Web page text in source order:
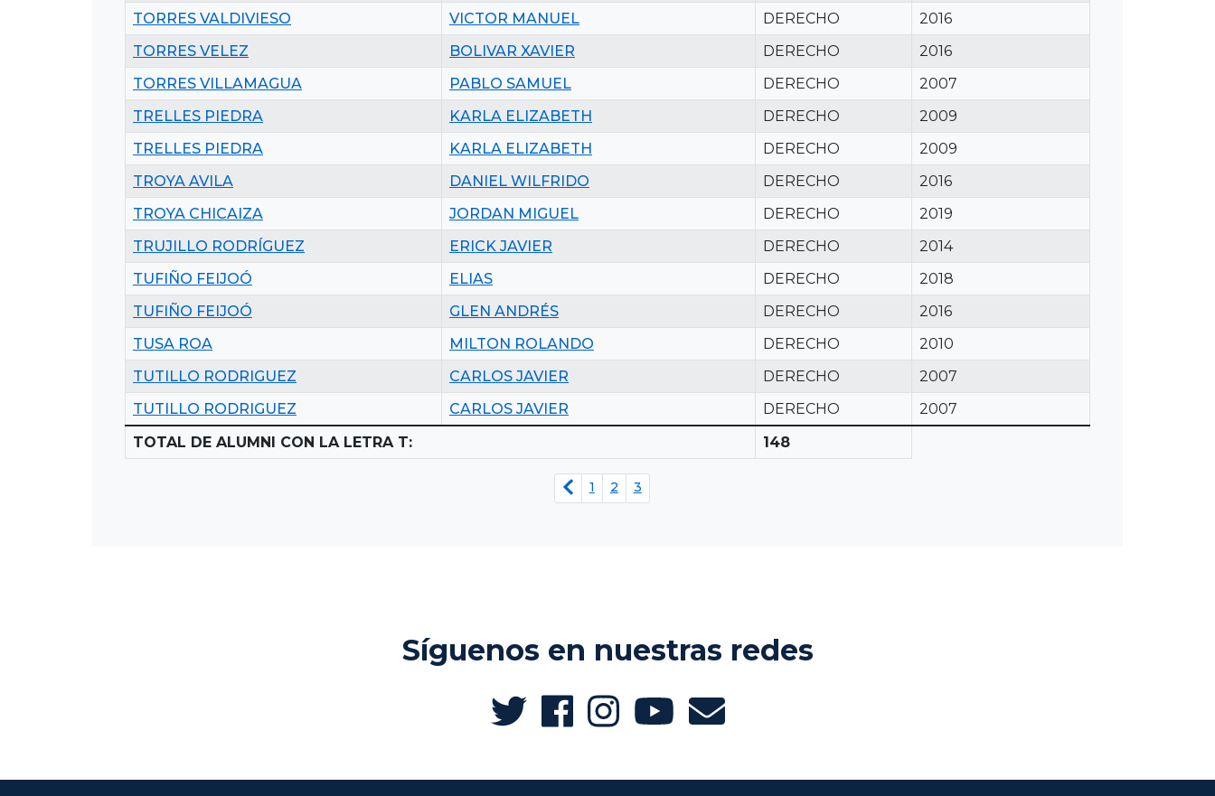
TORRES VALDIVIESO
VICTOR MANUEL DERECHO
2016
TORRES VELEZ
BOLIVAR XAVIER DERECHO
2016
TORRES VILLAMAGUA
PABLO SAMUEL DERECHO
2007
TRELLES PIEDRA
KARLA ELIZABETH DERECHO
2009
TRELLES PIEDRA
KARLA ELIZABETH DERECHO
2009
TROYA AVILA
DANIEL WILFRIDO DERECHO
2016
TROYA CHICAIZA
JORDAN MIGUEL DERECHO
2019
TRUJILLO RODRÍGUEZ
ERICK JAVIER DERECHO
2014
TUFIÑO FEIJOÓ
ELIAS DERECHO
2018
TUFIÑO FEIJOÓ
GLEN ANDRÉS DERECHO
2016
TUSA ROA
MILTON ROLANDO DERECHO
2010
TUTILLO RODRIGUEZ
CARLOS JAVIER DERECHO
2007
TUTILLO RODRIGUEZ
CARLOS JAVIER DERECHO
2007
TOTAL DE ALUMNI CON LA LETRA T:
148
1 2 3
Síguenos en nuestras redes